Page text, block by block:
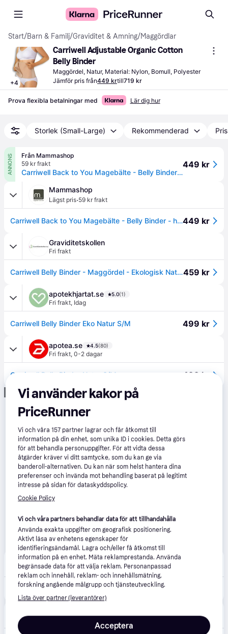
Start/Barn & Familj/Graviditet & Amning/Maggördlar
+4
Carriwell Adjustable Organic Cotton
Belly Binder
Maggördel, Natur, Material: Nylon, Bomull, Polyester
Jämför pris från449 krtill719 kr
Prova flexibla betalningar med Lär dig hur
Storlek (Small-Large) Rekommenderad
ANNONS
Från Mammashop
59 kr frakt
Carriwell Back to You Magebälte - Belly Binder - honung L/XL
449 kr
Mammashop
Lägst pris·59 kr frakt
Carriwell Back to You Magebälte - Belly Binder - honung L/XL449 kr
Graviditetskollen
Fri frakt
Carriwell Belly Binder - Maggördel - Ekologisk Natur L/XL (101 - 140 cm)459 kr
apotekhjartat.se 5.0(1)
Fri frakt, Idag
Carriwell Belly Binder Eko Natur S/M 499 kr
apotea.se 4.5(80)
Fri frakt, 0-2 dagar
Carriwell Belly Binder Natur S/M 499 kr
Annons
DOZ Apotek 3.8 (23)
Fri frakt,1-3 dagar
Carriwell Belly Binder eko natur L/XL 1 st
Vi använder kakor på
PriceRunner
Vi och våra157 partner lagrar och får åtkomst till
information på din enhet, som unika ID i cookies. Detta görs
för att behandla personuppgifter. För att vidta dessa
åtgärder kräver vi ditt samtycke, som du kan ge via
banderoll-alternativen. Du kan när som helst hantera dina
preferenser och invända mot behandling baserat på legitimt
intresse på sidan för dataskyddspolicy.
Cookie Policy
Vi och våra partners behandlar data för att tillhandahålla
Använda exakta uppgifter om geografisk positionering.
Aktivt läsa av enhetens egenskaper för
identifieringsändamål. Lagra och/eller få åtkomst till
information på en enhet. Mäta reklamprestanda. Använda
begränsade data för att välja reklam. Personanpassad
reklam och innehåll, reklam- och innehållsmätning,
forskning angående målgrupp och tjänsteutveckling.
Lista över partner (leverantörer)
Acceptera